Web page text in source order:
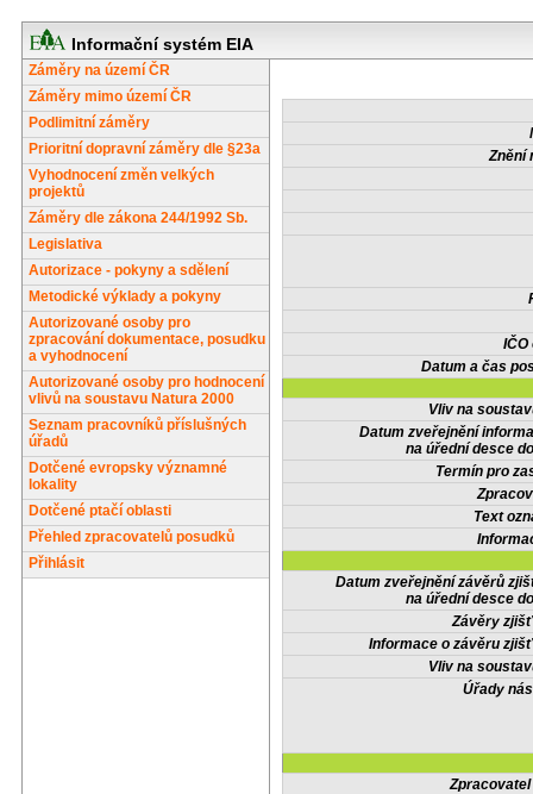
Informační systém EIA
Záměry na území ČR
Záměry mimo území ČR
Podlimitní záměry
Prioritní dopravní záměry dle §23a
Vyhodnocení změn velkých
projektů
Záměry dle zákona 244/1992 Sb.
Legislativa
Autorizace - pokyny a sdělení
Metodické výklady a pokyny
Autorizované osoby pro
zpracování dokumentace, posudku
a vyhodnocení
Autorizované osoby pro hodnocení
vlivů na soustavu Natura 2000
Seznam pracovníků příslušných
úřadů
Dotčené evropsky významné
lokality
Dotčené ptačí oblasti
Přehled zpracovatelů posudků
Přihlásit
Znění
IČO
Datum a čas
Vliv na
Datum zveřejnění
na úřední desce
Termín pro
Text
Datum zveřejnění závěrů
na úřední desce
Závěry
Informace o závěru
Vliv na
Úřady